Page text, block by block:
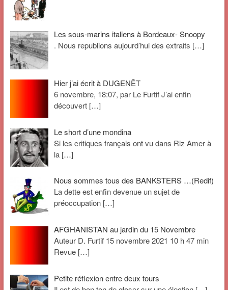
Les sous-marins italiens à Bordeaux- Snoopy
. Nous republions aujourd’hui des extraits […]
Hier j’ai écrit à DUGENÊT
6 novembre, 18:07, par Le Furtif J’ai enfin
découvert […]
Le short d’une mondina
Si les critiques français ont vu dans Riz Amer à
la […]
Nous sommes tous des BANKSTERS …(Redif)
La dette est enfin devenue un sujet de
préoccupation […]
AFGHANISTAN au jardin du 15 Novembre
Auteur D. Furtif 15 novembre 2021 10 h 47 min
Revue […]
Petite réflexion entre deux tours